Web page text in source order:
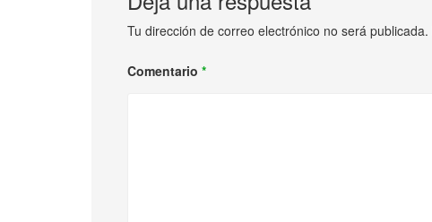
Tu dirección de correo electrónico no será publicada.
Comentario *